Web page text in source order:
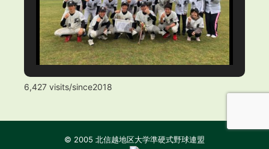
6,427 visits/since2018
© 2005 北信越地区大学準硬式野球連盟